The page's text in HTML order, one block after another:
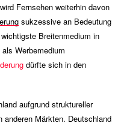
Fernsehen weiterhin davon
sukzessive an Bedeutung
Breitenmedium in
Werbemedium
dürfte sich in den
aufgrund struktureller
Märkten. Deutschland